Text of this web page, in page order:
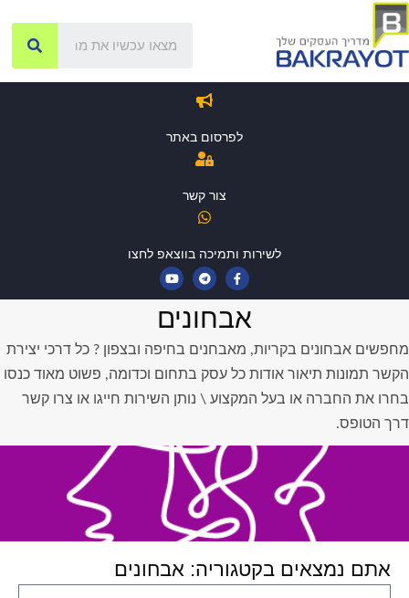
לפרסום באתר
צור קשר
לשירות ותמיכה בווצאפ לחצו
אבחונים
מחפשים אבחונים בקריות, מאבחנים בחיפה ובצפון ? כל דרכי יצירת
הקשר תמונות תיאור אודות כל עסק בתחום וכדומה, פשוט מאוד כנסו
בחרו את החברה או בעל המקצוע \ נותן השירות חייגו או צרו קשר
דרך הטופס.
אתם נמצאים בקטגוריה: אבחונים